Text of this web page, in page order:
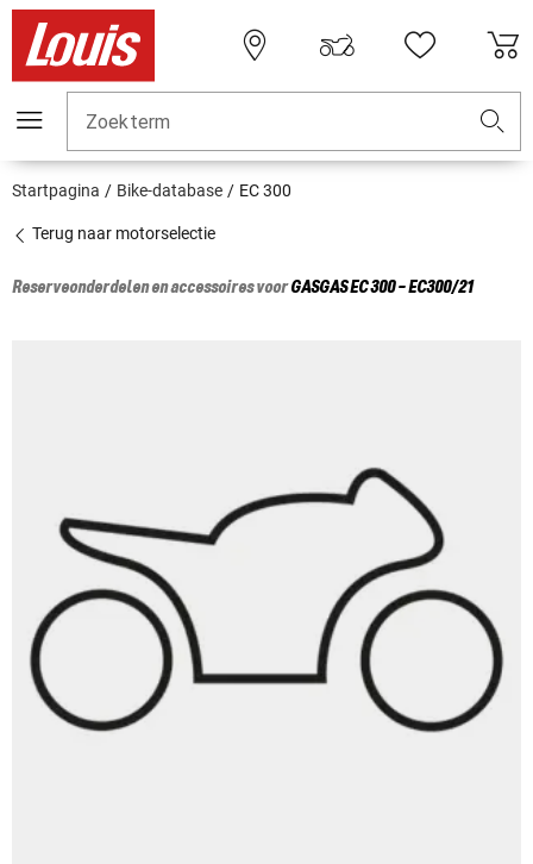
Zoekterm
Startpagina Bike-database EC 300
Terug naar motorselectie
Reserveonderdelen en accessoires voorGASGASEC 300 - EC300/21